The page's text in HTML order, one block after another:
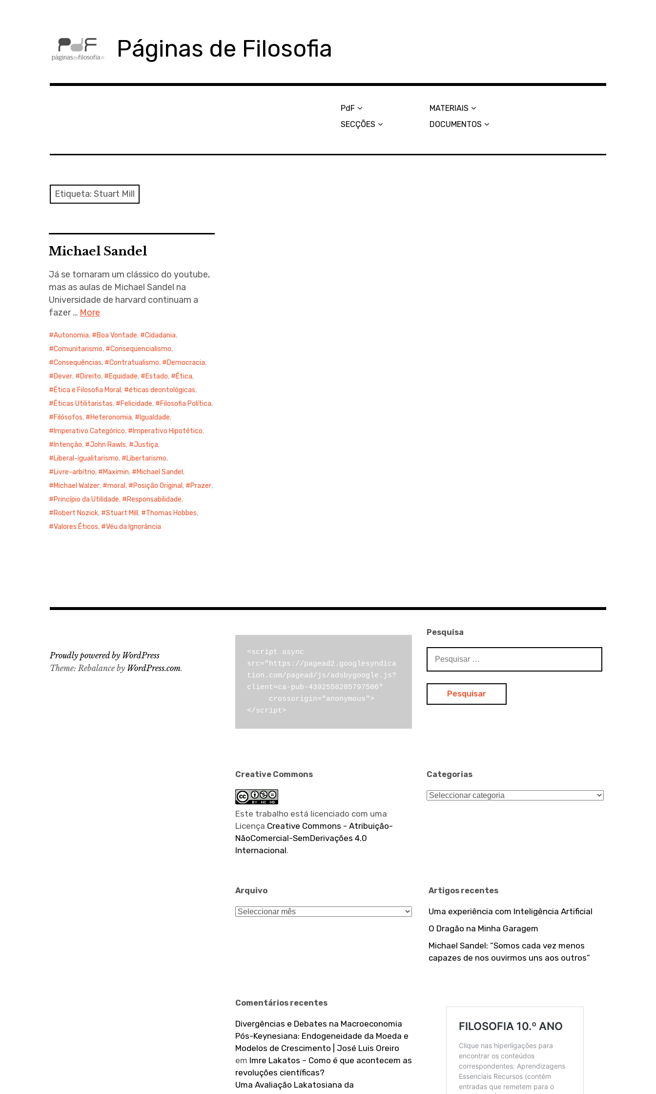
Páginas de Filosofia
PdF
SECÇÕES
MATERIAIS
DOCUMENTOS
Etiqueta: Stuart Mill
Michael Sandel
Já se tornaram um clássico do youtube,
mas as aulas de Michael Sandel na
Universidade de harvard continuam a
fazer … More
Autonomia, Boa Vontade, Cidadania,
Comunitarismo, Consequencialismo,
Consequências, Contratualismo, Democracia,
Dever, Direito, Equidade, Estado, Ética,
Ética e Filosofia Moral , éticas deontológicas,
Éticas Utilitaristas, Felicidade, Filosofia Política,
Filósofos, Heteronomia, Igualdade,
Imperativo Categórico, Imperativo Hipotético,
Intenção, John Rawls, Justiça,
Liberal-igualitarismo, Libertarismo,
Livre-arbítrio, Maximin, Michael Sandel ,
Michael Walzer, moral , Posição Original , Prazer,
Princípio da Utilidade, Responsabilidade,
Robert Nozick, Stuart Mill , Thomas Hobbes,
Valores Éticos, Véu da Ignorância
<script async
src="https://pagead2.googlesyndica
tion.com/pagead/js/adsbygoogle.js?
client=ca-pub-4392558285797506"
</script>
Pesquisa
por:
Creative Commons
Este trabalho está licenciado com uma
Licença Creative Commons - Atribuição-
NãoComercial-SemDerivações 4.0
Internacional.
Categorias
Categorias
Arquivo
Arquivo
Artigos recentes
Uma experiência com Inteligência Artificial
O Dragão na Minha Garagem
Michael Sandel: “Somos cada vez menos
capazes de nos ouvirmos uns aos outros”
Comentários recentes
Divergências e Debates na Macroeconomia
Pós-Keynesiana: Endogeneidade da Moeda e
Modelos de Crescimento | José Luis Oreiro
em Imre Lakatos – Como é que acontecem as
revoluções científicas?
Uma Avaliação Lakatosiana da
Proudly powered by WordPress
Theme: Rebalance by WordPress.com.